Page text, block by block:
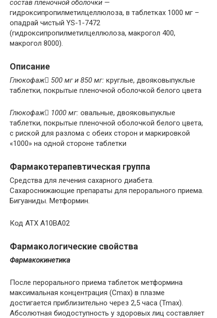
состав пленочной оболочки —
гидроксипропилметилцеллюлоза, в таблетках 1000 мг –
опадрай чистый YS-1-7472
(гидроксипропилметилцеллюлоза, макрогол 400,
макрогол 8000).
Описание
Глюкофаж 500 мг и 850 мг: круглые, двояковыпуклые
таблетки, покрытые пленочной оболочкой белого цвета
Глюкофаж 1000 мг: овальные, двояковыпуклые
таблетки, покрытые пленочной оболочкой белого цвета,
с риской для разлома с обеих сторон и маркировкой
«1000» на одной стороне таблетки
Фармакотерапевтическая группа
Средства для лечения сахарного диабета.
Сахароснижающие препараты для перорального приема.
Бигуаниды. Метформин.
Код АТХ A10ВА02
Фармакологические свойства
Фармакокинетика
После перорального приема таблеток метформина
максимальная концентрация (Cmax) в плазме
достигается приблизительно через 2,5 часа (Tmax).
Абсолютная биодоступность у здоровых лиц составляет